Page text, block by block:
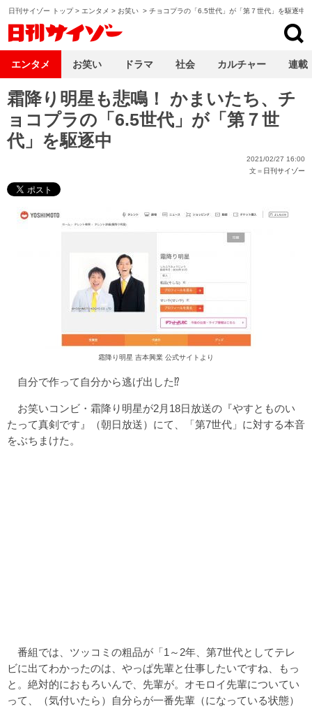
日刊サイゾー トップ> エンタメ > お笑い > チョコプラの「6.5世代」が「第７世代」を駆逐中
霜降り明星も悲鳴！ かまいたち、チ
ョコプラの「6.5世代」が「第７世
代」を駆逐中
2021/02/27 16:00
文＝ 日刊サイゾー
霜降り明星 吉本興業 公式サイトより
自分で作って自分から逃げ出した⁉
お笑いコンビ・霜降り明星が2月18日放送の『やすとものい
たって真剣です』（朝日放送）にて、「第7世代」に対する本音
をぶちまけた。
番組では、ツッコミの粗品が「1～2年、第7世代としてテレ
ビに出てわかったのは、やっぱ先輩と仕事したいですね、もっ
と。絶対的におもろいんで、先輩が。オモロイ先輩についてい
って、（気付いたら）自分らが一番先輩（になっている状態）
エンタメ お笑い ドラマ 社会 カルチャー 連載